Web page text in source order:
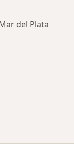
del Plata